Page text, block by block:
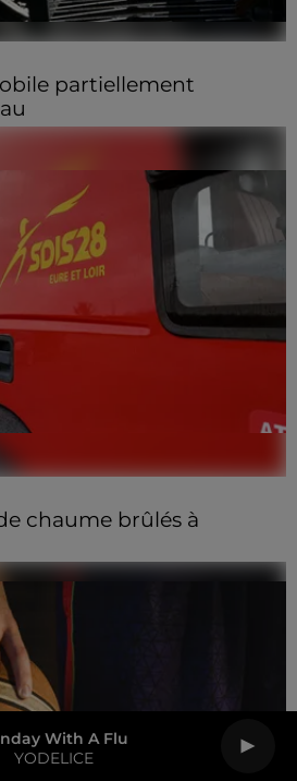
With A Flu
YODELICE
partiellement
chaume brûlés à